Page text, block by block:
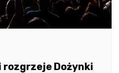
rozgrzeje Dożynki